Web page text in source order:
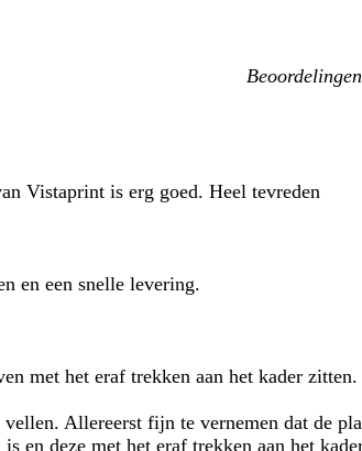
Mijn
Vistaprint is erg goed. Heel tevreden
en een snelle levering.
met het eraf trekken aan het kader
Allereerst fijn te vernemen dat de
en deze met het eraf trekken aan het